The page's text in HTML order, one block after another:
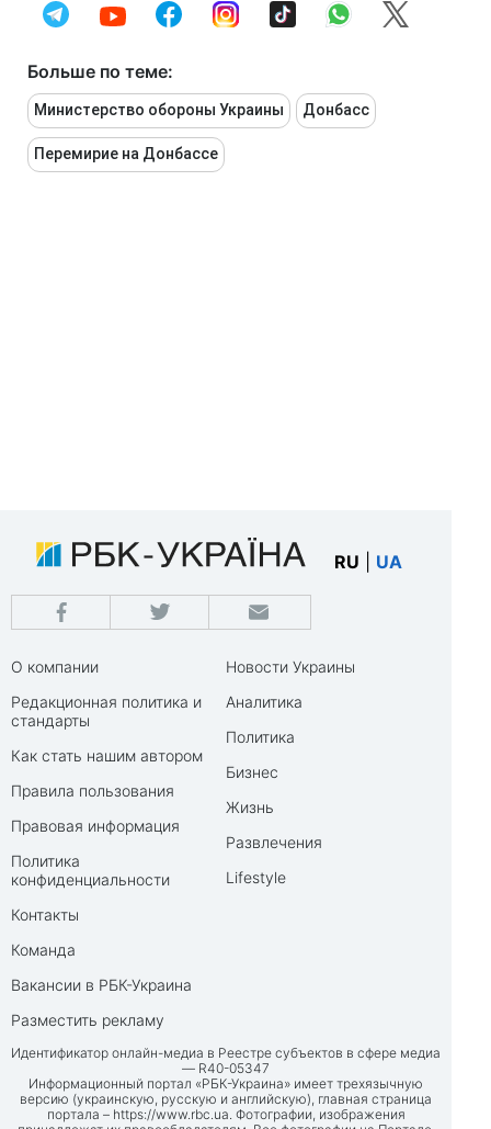
Больше по теме:
Министерство обороны Украины Донбасс
Перемирие на Донбассе
RU UA
О компании
Редакционная политика и
стандарты
Как стать нашим автором
Правила пользования
Правовая информация
Политика
конфиденциальности
Контакты
Команда
Вакансии в РБК-Украина
Разместить рекламу
Новости Украины
Аналитика
Политика
Бизнес
Жизнь
Развлечения
Lifestyle
Идентификатор онлайн-медиа в Реестре субъектов в сфере медиа
— R40-05347
Информационный портал «РБК-Украина» имеет трехязычную
версию (украинскую, русскую и английскую), главная страница
портала – https://www.rbc.ua. Фотографии, изображения